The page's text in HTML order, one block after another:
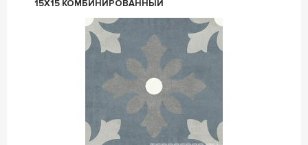
15X15 КОМБИНИРОВАННЫЙ